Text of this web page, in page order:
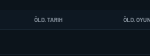
ÖLD. TARIH ÖLD.